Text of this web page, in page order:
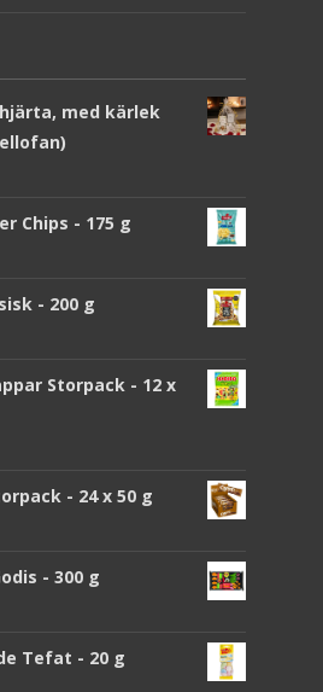
med kärlek
Chips - 175 g
- 200 g
Storpack - 12 x
- 24 x 50 g
- 300 g
Tefat - 20 g